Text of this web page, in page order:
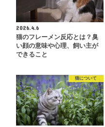
2026.4.6
猫のフレーメン反応とは？臭
い顔の意味や心理、飼い主が
できること
猫について